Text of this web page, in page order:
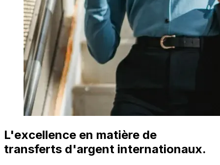
L'excellence en matière de
transferts d'argent internationaux.